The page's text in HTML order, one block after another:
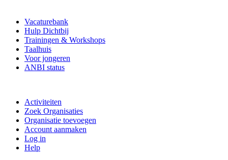
Vacaturebank
Hulp Dichtbij
Trainingen & Workshops
Taalhuis
Voor jongeren
ANBI status
Activiteiten
Zoek Organisaties
Organisatie toevoegen
Account aanmaken
Log in
Help